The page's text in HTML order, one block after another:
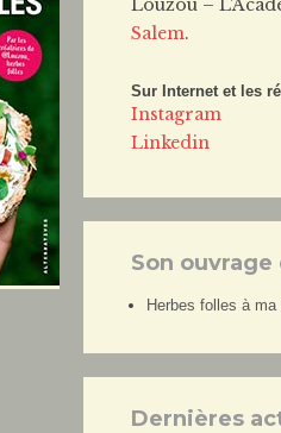
Louzou –
Salem.
Sur Internet et les
Instagram
Linkedin
Son ouvrage
Herbes folles à ma
Dernières